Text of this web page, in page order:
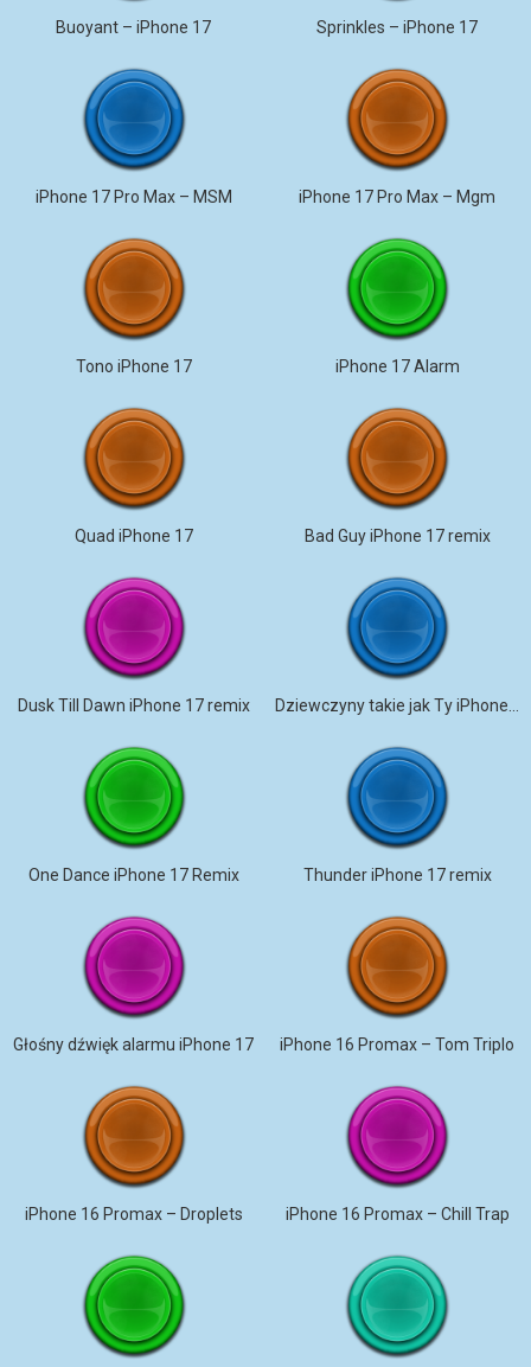
Buoyant – iPhone 17 Sprinkles – iPhone 17
iPhone 17 Pro Max – MSM iPhone 17 Pro Max – Mgm
Tono iPhone 17 iPhone 17 Alarm
Quad iPhone 17 Bad Guy iPhone 17 remix
Dusk Till Dawn iPhone 17 remix
One Dance iPhone 17 Remix Thunder iPhone 17 remix
Głośny dźwięk alarmu iPhone 17 iPhone 16 Promax – Tom Triplo
iPhone 16 Promax – Droplets iPhone 16 Promax – Chill Trap